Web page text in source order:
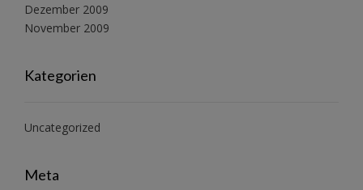
Dezember 2009
November 2009
Kategorien
Uncategorized
Meta